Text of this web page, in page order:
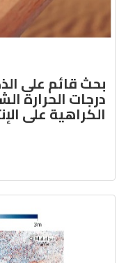
بحث قائم على
درجات الحرارة
الكراهية على